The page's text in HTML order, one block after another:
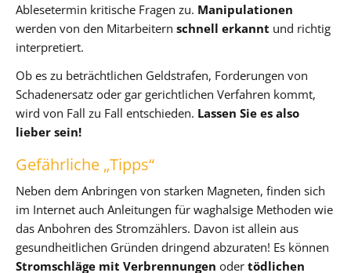
Ablesetermin kritische Fragen zu. Manipulationen
werden von den Mitarbeitern schnell erkannt und richtig
interpretiert.
Ob es zu beträchtlichen Geldstrafen, Forderungen von
Schadenersatz oder gar gerichtlichen Verfahren kommt,
wird von Fall zu Fall entschieden. Lassen Sie es also
lieber sein!
Gefährliche „Tipps“
Neben dem Anbringen von starken Magneten, finden sich
im Internet auch Anleitungen für waghalsige Methoden wie
das Anbohren des Stromzählers. Davon ist allein aus
gesundheitlichen Gründen dringend abzuraten! Es können
Stromschläge mit Verbrennungen oder tödlichen